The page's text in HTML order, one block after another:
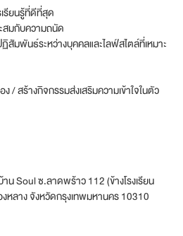
รียนรู้ที่ดีที่สุด
สมกับความถนัด
สัมพันธ์ระหว่างบุคคลและไลฟ์สไตล์ที่เหมาะ
/ สร้างกิจกรรมส่งเสริมความเข้าใจในตัว
Soul ซ.ลาดพร้าว 112 (ข้างโรงเรียน
หลาง จังหวัดกรุงเทพมหานคร 10310